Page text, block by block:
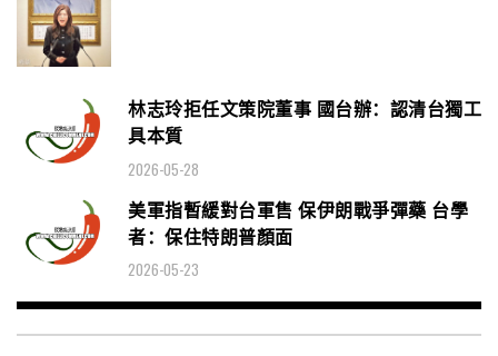
林志玲拒任文策院董事 國台辦：認清台獨工
具本質
2026-05-28
美軍指暫緩對台軍售 保伊朗戰爭彈藥 台學
者：保住特朗普顏面
2026-05-23